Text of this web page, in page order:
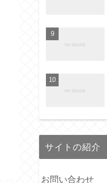
サイトの紹介
お問い合わせ